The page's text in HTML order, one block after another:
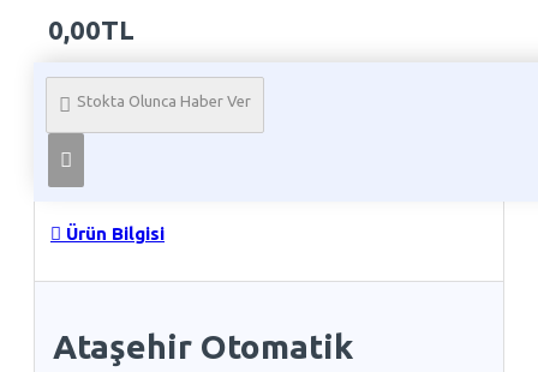
0,00TL
Stokta Olunca Haber Ver
Telefon İle Sipariş
Ürün Bilgisi
Ataşehir Otomatik